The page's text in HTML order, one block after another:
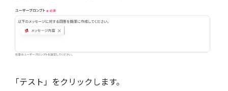
「テスト」をクリックします。